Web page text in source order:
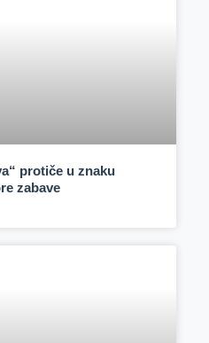
protiče u znaku
zabave